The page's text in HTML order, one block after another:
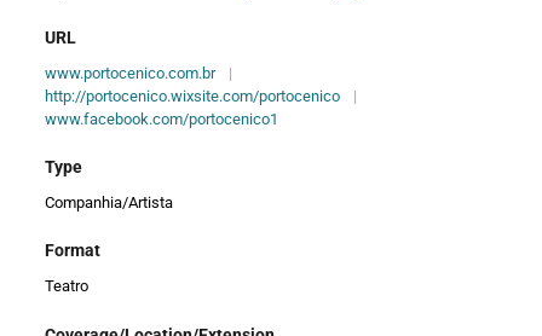
URL
www.portocenico.com.br
|
http://portocenico.wixsite.com/portocenico
|
www.facebook.com/portocenico1
Type
Companhia/Artista
Format
Teatro